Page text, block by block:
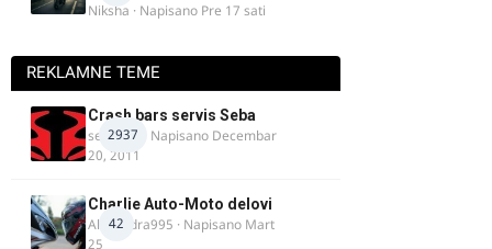
Niksha · Napisano Pre 17 sati
REKLAMNE TEME
2937
Crash bars servis Seba
seba011 · Napisano Decembar
20, 2011
42
Charlie Auto-Moto delovi
Alexandra995 · Napisano Mart
25